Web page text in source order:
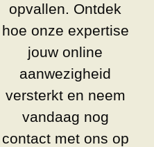
opvallen. Ontdek
hoe onze expertise
jouw online
aanwezigheid
versterkt en neem
vandaag nog
contact met ons op